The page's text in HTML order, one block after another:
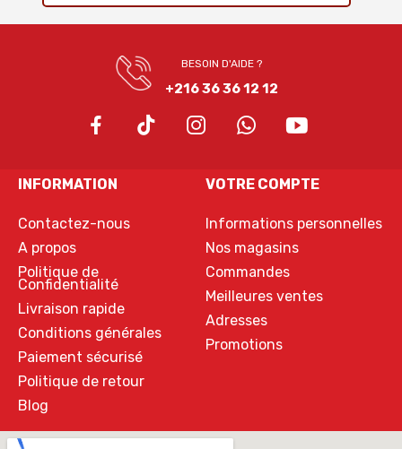
BESOIN D'AIDE ?
+216 36 36 12 12
INFORMATION
Contactez-nous
A propos
Politique de
Confidentialité
Livraison rapide
Conditions générales
Paiement sécurisé
Politique de retour
Blog
VOTRE COMPTE
Informations personnelles
Nos magasins
Commandes
Meilleures ventes
Adresses
Promotions